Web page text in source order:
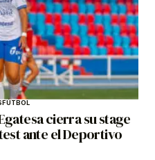
FÚTBOL
cierra su stage
ante el Deportivo